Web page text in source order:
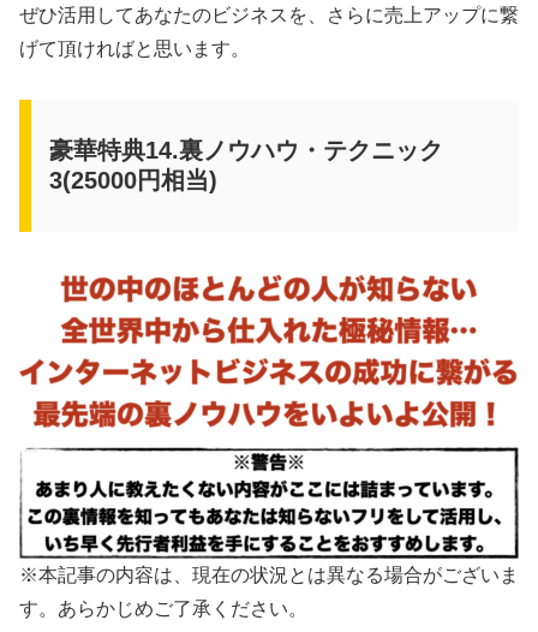
ぜひ活用してあなたのビジネスを、さらに売上アップに繋
げて頂ければと思います。
豪華特典14.裏ノウハウ・テクニック
3(25000円相当)
※本記事の内容は、現在の状況とは異なる場合がございま
す。あらかじめご了承ください。